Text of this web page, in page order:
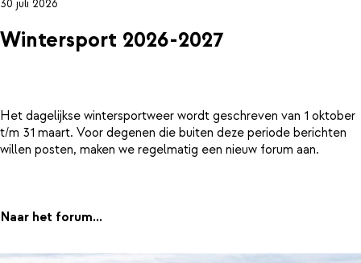
30 juli 2026
Wintersport 2026-2027
Het dagelijkse wintersportweer wordt geschreven van 1 oktober
t/m 31 maart. Voor degenen die buiten deze periode berichten
willen posten, maken we regelmatig een nieuw forum aan.
Naar het forum...